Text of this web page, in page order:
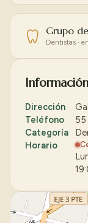
Grupo
Dentistas ·
Información
Dirección
Teléfono
Categoría
Horario